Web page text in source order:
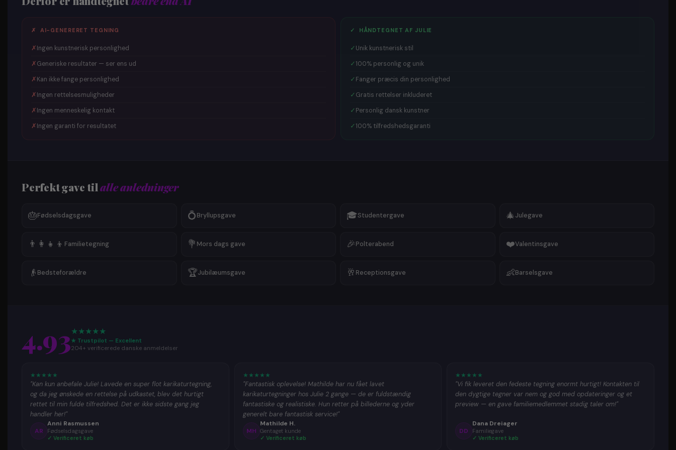
✗ AI-GENERERET TEGNING
✗Ingen kunstnerisk personlighed
✗Generiske resultater — ser ens ud
✗Kan ikke fange personlighed
✗Ingen rettelsesmuligheder
✗Ingen menneskelig kontakt
✗Ingen garanti for resultatet
✓ HÅNDTEGNET AF JULIE
✓Unik kunstnerisk stil
✓100% personlig og unik
✓ Fanger præcis din personlighed
✓ Gratis rettelser inkluderet
✓ Personlig dansk kunstner
✓100% tilfredshedsgaranti
Perfekt gave tilalle anledninger
🎂Fødselsdagsgave 💍Bryllupsgave 🎓Studentergave 🎄Julegave
👨‍👩‍👧‍👦 Familietegning 💐 Mors dags gave 🎉Polterabend ❤️Valentinsgave
👴 Bedsteforældre 🏆Jubilæumsgave 🥂 Receptionsgave 👶Barselsgave
4.93★★★★★
★ Trustpilot — Excellent
204+ verificerede danske anmeldelser
★ ★ ★ ★ ★
"Kan kun anbefale Julie! Lavede en super flot karikaturtegning,
og da jeg ønskede en rettelse på udkastet, blev det hurtigt
rettet til min fulde tilfredshed. Det er ikke sidste gang jeg
handler her!"
AR
Anni Rasmussen
Fødselsdagsgave
✓ Verificeret køb
★ ★ ★ ★ ★
"Fantastisk oplevelse! Mathilde har nu fået lavet
karikaturtegninger hos Julie 2 gange — de er fuldstændig
fantastiske og realistiske. Hun retter på billederne og yder
generelt bare fantastisk service!"
MH
Mathilde H.
Gentaget kunde
✓ Verificeret køb
★ ★ ★ ★ ★
"Vi fik leveret den fedeste tegning enormt hurtigt! Kontakten til
den dygtige tegner var nem og god med opdateringer og et
preview — en gave familiemedlemmet stadig taler om!"
DD
Dana Dreiager
Familiegave
✓ Verificeret køb